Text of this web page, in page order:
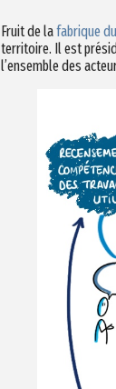
Fruit de lafabrique
territoire. Il est
l’ensemble des